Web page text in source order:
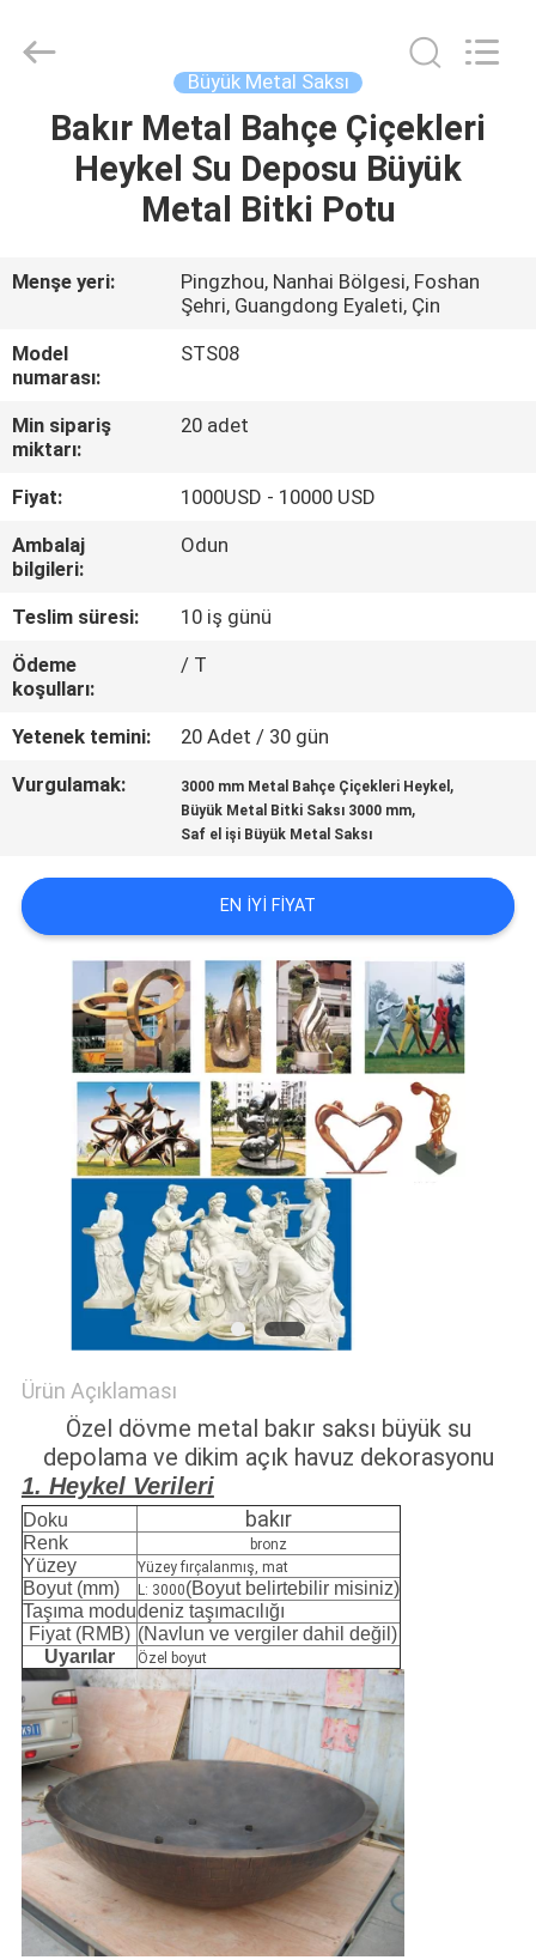
EVDE
VIDEOLAR
HAKKIMIZDA
FABRIKA
KALITE
KONTROLÜ
BIZIMLE
İLETIŞIM
HABERLER
BIR
İNDIRIM
HARITASI
PRIVACY
POLICY
Reserved.
Büyük Metal Saksı
Bakır Metal Bahçe Çiçekleri
Heykel Su Deposu Büyük
Metal Bitki Potu
Menşe yeri:
Pingzhou, Nanhai Bölgesi, Foshan
Şehri, Guangdong Eyaleti, Çin
Model
numarası:
STS08
Min sipariş
miktarı:
20 adet
Fiyat:
1000USD - 10000 USD
Ambalaj
bilgileri:
Odun
Teslim süresi:
10 iş günü
Ödeme
koşulları:
/ T
Yetenek temini:
20 Adet / 30 gün
Vurgulamak:
3000 mm Metal Bahçe Çiçekleri Heykel ,
Büyük Metal Bitki Saksı 3000 mm,
Saf el işi Büyük Metal Saksı
EN IYI FIYAT
Ürün Açıklaması
Özel dövme metal bakır saksı büyük su
depolama ve dikim açık havuz dekorasyonu
1. Heykel Verileri
Doku bakır
Renk bronz
Yüzey Yüzey fırçalanmış, mat
Boyut (mm) L: 3000(Boyut belirtebilir misiniz)
Taşıma modudeniz taşımacılığı
Fiyat (RMB) (Navlun ve vergiler dahil değil)
Uyarılar
Özel boyut